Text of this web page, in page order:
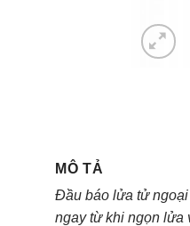
MÔ TẢ
Đầu báo lửa tử
ngay từ khi ngọn lửa